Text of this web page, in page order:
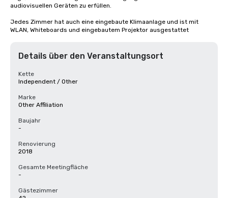
audiovisuellen Geräten zu erfüllen.
Jedes Zimmer hat auch eine eingebaute Klimaanlage und ist mit
WLAN, Whiteboards und eingebautem Projektor ausgestattet
Details über den Veranstaltungsort
Kette
Independent / Other
Marke
Other Affiliation
Baujahr
-
Renovierung
2018
Gesamte Meetingfläche
-
Gästezimmer